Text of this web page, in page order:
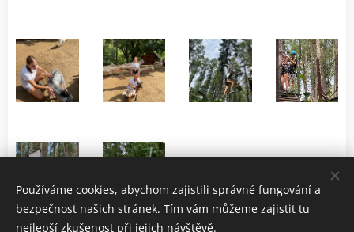
Používáme cookies, abychom zajistili správné fungování a
bezpečnost našich stránek. Tím vám můžeme zajistit tu
nejlepší zkušenost při jejich návštěvě.